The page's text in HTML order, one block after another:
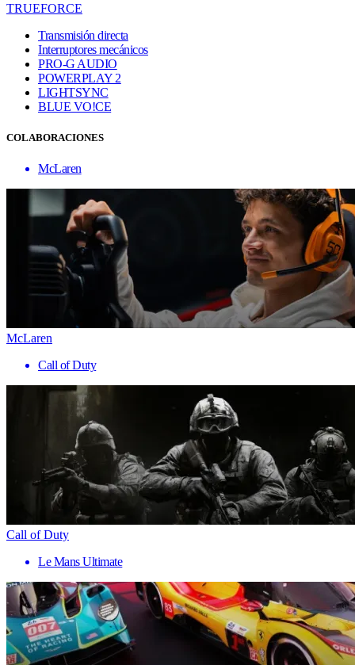
TRUEFORCE
Transmisión directa
Interruptores mecánicos
PRO-G AUDIO
POWERPLAY 2
LIGHTSYNC
BLUE VO!CE
COLABORACIONES
McLaren
McLaren
Call of Duty
Call of Duty
Le Mans Ultimate